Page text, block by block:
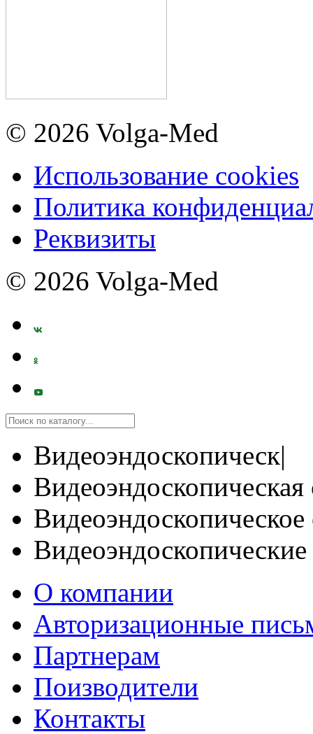
© 2026 Volga-Med
Использование cookies
Политика
Реквизиты
© 2026 Volga-Med
Видеоэндоскопическ|
Видеоэндоскопическая
О компании
Авторизационные
Партнерам
Поизводители
Контакты